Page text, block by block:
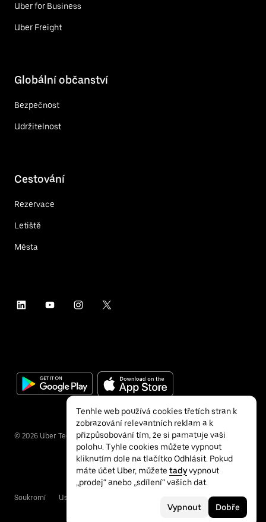
Uber for Business
Uber Freight
Globální občanství
Bezpečnost
Udržitelnost
Cestování
Rezervace
Letiště
Města
© 2026 Uber Technologies Inc.
Soukromí Usnadnění přístupu
Tenhle web používá cookies třetích stran k
zobrazování relevantních reklam a k
přizpůsobování tím, že si pamatuje vaši
polohu. Tyhle cookies můžete vypnout
kliknutím dole na tlačítko Odhlásit. Pokud
máte účet Uber, můžete tadyvypnout
„prodej“ anebo „sdílení“ vašich dat.
Vypnout Dobře